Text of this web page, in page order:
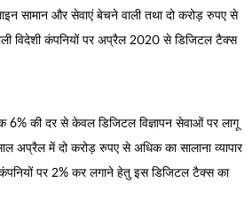
सामान और सेवाएं बेचने वाली तथा दो करोड़ रुपए से
विदेशी कंपनियों पर अप्रैल 2020 से डिजिटल टैक्स
6% की दर से केवल डिजिटल विज्ञापन सेवाओं पर लागू
अप्रैल में दो करोड़ रुपए से अधिक का सालाना व्यापार
कंपनियों पर 2% कर लगाने हेतु इस डिजिटल टैक्स का